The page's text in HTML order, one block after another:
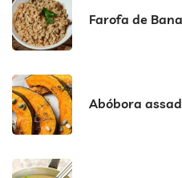
Farofa de
Abóbora